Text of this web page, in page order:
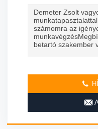
Demeter Zsolt
számomra az
betartó szakember